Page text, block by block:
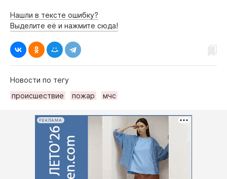
Нашли в тексте ошибку?
Выделите её и нажмите сюда!
Новости по тегу
происшествие
пожар мчс
РЕКЛАМА